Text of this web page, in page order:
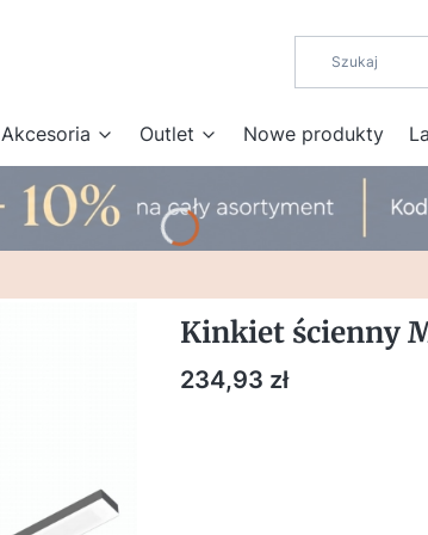
Akcesoria Outlet Nowe produkty
Kinkiet ścienny
Cena
234,93 zł